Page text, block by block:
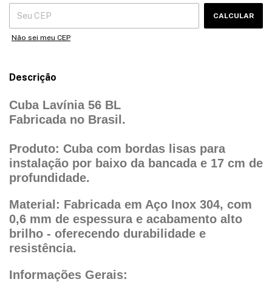
CALCULAR
Não sei meu CEP
Descrição
Cuba Lavínia 56 BL
Fabricada no Brasil.
Produto: Cuba com bordas lisas para
instalação por baixo da bancada e 17 cm de
profundidade.
Material: Fabricada em Aço Inox 304, com
0,6 mm de espessura e acabamento alto
brilho - oferecendo durabilidade e
resistência.
Informações Gerais: